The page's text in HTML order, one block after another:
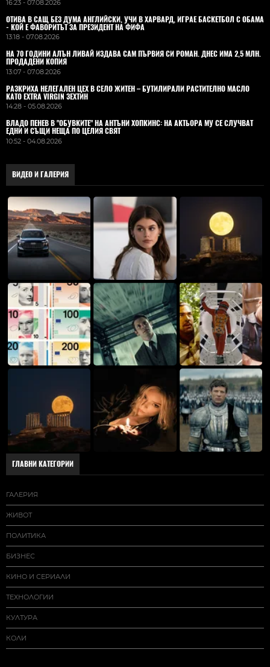
16:23 - 07.08.2026
ОТИВА В САЩ БЕЗ ДУМА АНГЛИЙСКИ, УЧИ В ХАРВАРД, ИГРАЕ БАСКЕТБОЛ С ОБАМА
- КОЙ Е ФАВОРИТЪТ ЗА ПРЕЗИДЕНТ НА ФИФА
13:18 - 07.08.2026
НА 70 ГОДИНИ АЛЪН ЛИВАЙ ИЗДАВА САМ ПЪРВИЯ СИ РОМАН. ДНЕС ИМА 2,5 МЛН.
ПРОДАДЕНИ КОПИЯ
13:07 - 07.08.2026
РАЗКРИХА НЕЛЕГАЛЕН ЦЕХ В СЕЛО ЖИТЕН – БУТИЛИРАЛИ РАСТИТЕЛНО МАСЛО
КАТО EXTRA VIRGIN ЗЕХТИН
14:28 - 05.08.2026
ВЛАДO ПЕНЕВ В "ОБУВКИТЕ" НА АНТЪНИ ХОПКИНС: НА АКТЬОРА МУ СЕ СЛУЧВАТ
ЕДНИ И СЪЩИ НЕЩА ПО ЦЕЛИЯ СВЯТ
10:52 - 04.08.2026
ВИДЕО И ГАЛЕРИЯ
ГЛАВНИ КАТЕГОРИИ
ГАЛЕРИЯ
ЖИВОТ
ПОЛИТИКА
БИЗНЕС
КИНО И СЕРИАЛИ
ТЕХНОЛОГИИ
КУЛТУРА
КОЛИ